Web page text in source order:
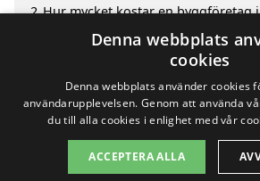
2 Hur mycket kostar en byggföretag
Fördelar med att välja byggföretag i
Sök efter en skicklig byggföretag i
städerna till Hedesunda
Copyright 2026 -
Denna webbplats
cookies
Denna webbplats använder cookies
användarupplevelsen. Genom att använda
du till alla cookies i enlighet med vår
ACCEPTERA ALLA